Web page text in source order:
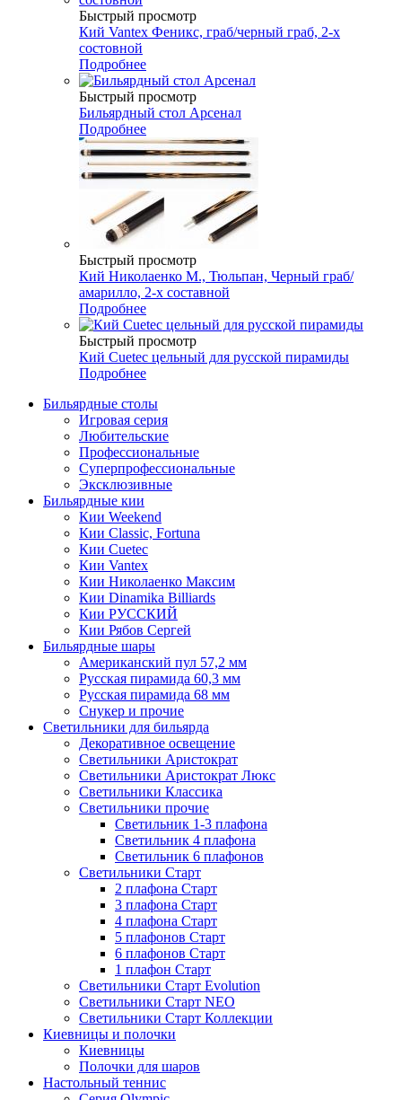
Быстрый просмотр
Кий Vantex Феникс, граб/черный граб, 2-х
состовной
Подробнее
Быстрый просмотр
Бильярдный стол Арсенал
Подробнее
Быстрый просмотр
Кий Николаенко М., Тюльпан, Черный граб/
амарилло, 2-х составной
Подробнее
Быстрый просмотр
Кий Cuetec цельный для русской пирамиды
Подробнее
Бильярдные столы
Игровая серия
Любительские
Профессиональные
Суперпрофессиональные
Эксклюзивные
Бильярдные кии
Кии Weekend
Кии Classic, Fortuna
Кии Cuetec
Кии Vantex
Кии Николаенко Максим
Кии Dinamika Billiards
Кии РУССКИЙ
Кии Рябов Сергей
Бильярдные шары
Американский пул 57,2 мм
Русская пирамида 60,3 мм
Русская пирамида 68 мм
Снукер и прочие
Светильники для бильярда
Декоративное освещение
Светильники Аристократ
Светильники Аристократ Люкс
Светильники Классика
Светильники прочие
Светильник 1-3 плафона
Светильник 4 плафона
Светильник 6 плафонов
Светильники Старт
2 плафона Старт
3 плафона Старт
4 плафона Старт
5 плафонов Старт
6 плафонов Старт
1 плафон Старт
Светильники Старт Evolution
Светильники Старт NEO
Светильники Старт Коллекции
Киевницы и полочки
Киевницы
Полочки для шаров
Настольный теннис